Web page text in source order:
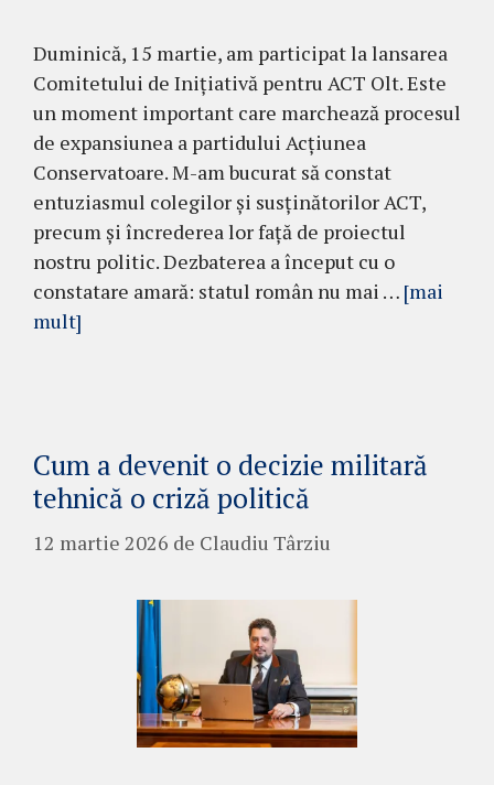
Duminică, 15 martie, am participat la lansarea
Comitetului de Inițiativă pentru ACT Olt. Este
un moment important care marchează procesul
de expansiunea a partidului Acțiunea
Conservatoare. M-am bucurat să constat
entuziasmul colegilor și susținătorilor ACT,
precum și încrederea lor față de proiectul
nostru politic. Dezbaterea a început cu o
constatare amară: statul român nu mai … [mai
mult]
Cum a devenit o decizie militară
tehnică o criză politică
12 martie 2026 de Claudiu Târziu